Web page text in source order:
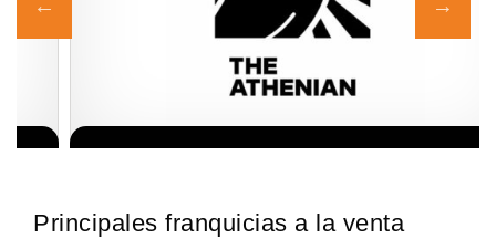
Principales franquicias a la venta